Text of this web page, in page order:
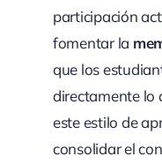
participación
fomentar la
que los
directamente lo
este estilo de
consolidar el